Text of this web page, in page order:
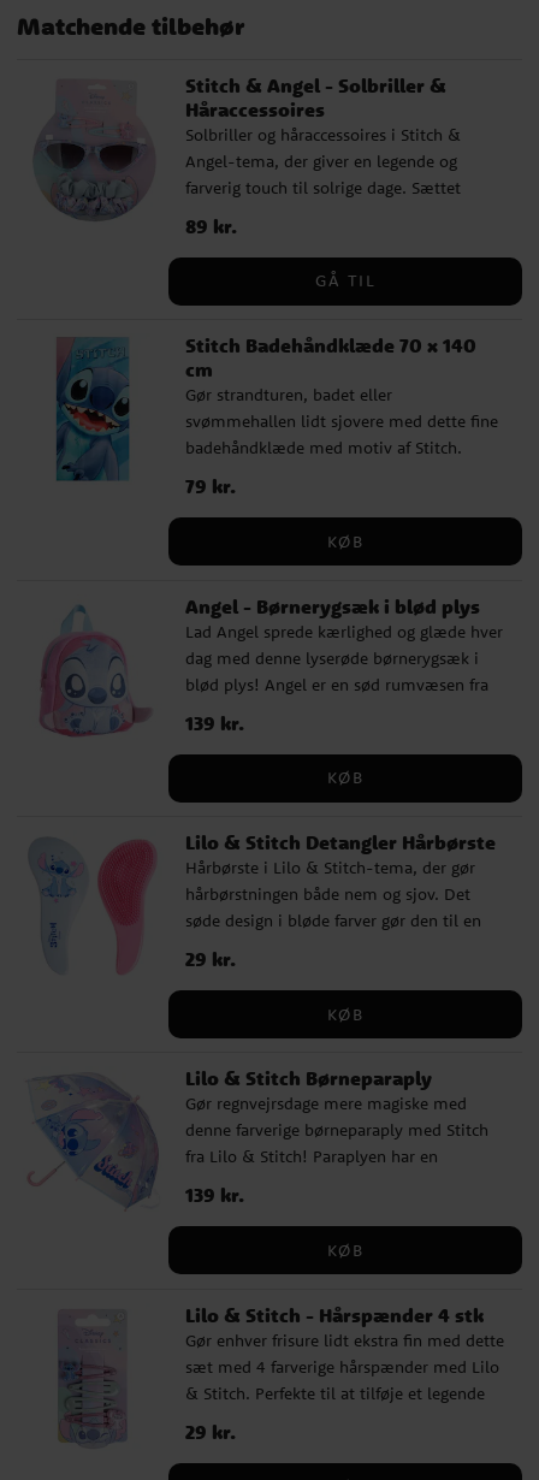
Matchende tilbehør
Stitch & Angel - Solbriller &
Håraccessoires
Solbriller og håraccessoires i Stitch &
Angel-tema, der giver en legende og
farverig touch til solrige dage. Sættet
indeholder stilrene solbriller sammen med
matchende hårspænder og scrunchies, et
godt valg til børn, der vil udtrykke deres
personlighed med deres
cm brede og lavet af let plast, der sidder
behageligt uden at klemme. Giver UV400-
beskyttelse mod solens stråler og passer
lige så godt til leg som til udflugter. ✔️ 1
par solbriller ✔️ 2 hårspænder ✔️ 2
scrunchies
Pris:89 kr.
89 kr.
GÅ TIL
Stitch Badehåndklæde 70 x 140
cm
Gør strandturen, badet eller
svømmehallen lidt sjovere med dette fine
badehåndklæde med motiv af Stitch.
Håndklædet har et legende design i blå
100% hurtigtørrende polyester, hvilket gør
eller på rejsen. ✔️ Motiv med Stitch fra
Disney ✔️ Størrelse: ca. 70 x 140 cm ✔️
Fremstillet af 100% hurtigtørrende
polyester ✔️ Praktisk til stranden, poolen
og svømmehallen
Pris:79 kr.
79 kr.
KØB
Angel - Børnerygsæk i blød plys
Lad Angel sprede kærlighed og glæde hver
dag med denne lyserøde børnerygsæk i
blød plys! Angel er en sød rumvæsen fra
Lilo & Stitch og elsket af fans i alle aldre.
Tasken er lavet i blød polyesterplys og har
og trykte poter, perfekt til små fans, der vil
børnehaven eller på udflugt. Rygsækken
har justerbare skulderstropper og måler
cirka 22 × 18 × 8 cm – perfekt til en bamse,
en bog eller lidt snacks. Officielt licenseret
produkt.
Pris :139 kr.
139 kr.
KØB
Lilo & Stitch Detangler Hårbørste
Hårbørste i Lilo & Stitch-tema, der gør
hårbørstningen både nem og sjov. Det
søde design i bløde farver gør den til en
favorit i hverdagen, samtidig med at den
er skånsom mod håret og er ideel til
børste reder forsigtigt filtret hår ud uden
glattere og mere behagelig. Børsten er ca.
23 cm lang og udformet til at ligge
komfortabelt i hånden.
Pris:29 kr.
29 kr.
KØB
Lilo & Stitch Børneparaply
Gør regnvejrsdage mere magiske med
denne farverige børneparaply med Stitch
fra Lilo & Stitch! Paraplyen har en
diameter på ca. 71 cm og er fremstillet af
design med Stitch bliver denne paraply
filmen. ✔️ Diameter: ca. 71 cm ✔️
Materiale: PoE og glasfiber ✔️ Officielt
licenseret produkt
Pris :139 kr.
139 kr.
KØB
Lilo & Stitch - Hårspænder 4 stk
Gør enhver frisure lidt ekstra fin med dette
sæt med 4 farverige hårspænder med Lilo
& Stitch. Perfekte til at tilføje et legende
twist til hverdagslooket og en sød gave til
alle Stitch-fans.
Pris:29 kr.
29 kr.